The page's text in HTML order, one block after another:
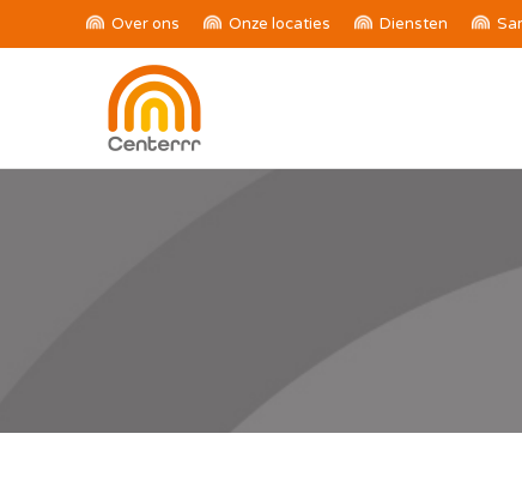
Over ons Onze locaties Diensten